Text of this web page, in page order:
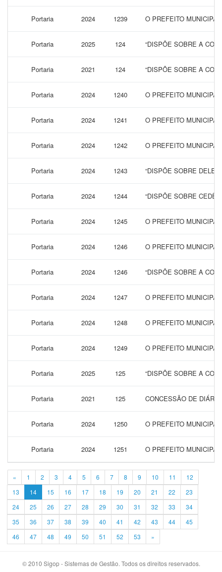
Portaria 2024 1239 O PREFEITO
Portaria 2025 124 “DISPÕE SOBRE A
Portaria 2021 124 “DISPÕE SOBRE A
Portaria 2024 1240 O PREFEITO
Portaria 2024 1241 O PREFEITO
Portaria 2024 1242 O PREFEITO
Portaria 2024 1243 “DISPÕE SOBRE
Portaria 2024 1244 “DISPÕE SOBRE
Portaria 2024 1245 O PREFEITO
Portaria 2024 1246 O PREFEITO
Portaria 2024 1246 “DISPÕE SOBRE A
Portaria 2024 1247 O PREFEITO
Portaria 2024 1248 O PREFEITO
Portaria 2024 1249 O PREFEITO
Portaria 2025 125 “DISPÕE SOBRE A
Portaria 2021 125 CONCESSÃO DE
Portaria 2024 1250 O PREFEITO
Portaria 2024 1251 O PREFEITO
« 1 2 3 4 5 6 7 8 9 10 11
12
13
14 15 16 17 18 19 20 21 22
23
24
25 26 27 28 29 30 31 32 33
34
35
36 37 38 39 40 41 42 43 44
45
46
47 48 49 50 51 52 53 »
© 2010 Sigop - Sistemas de Gestão. Todos os direitos reservados.